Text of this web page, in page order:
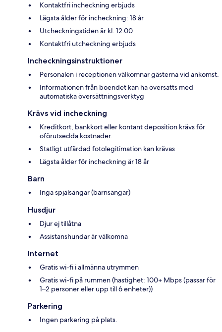
Kontaktfri incheckning erbjuds
Lägsta ålder för incheckning: 18 år
Utcheckningstiden är kl. 12.00
Kontaktfri utcheckning erbjuds
Incheckningsinstruktioner
Personalen i receptionen välkomnar gästerna vid ankomst.
Informationen från boendet kan ha översatts med
automatiska översättningsverktyg
Krävs vid incheckning
Kreditkort, bankkort eller kontant deposition krävs för
oförutsedda kostnader.
Statligt utfärdad fotolegitimation kan krävas
Lägsta ålder för incheckning är 18 år
Barn
Inga spjälsängar (barnsängar)
Husdjur
Djur ej tillåtna
Assistanshundar är välkomna
Internet
Gratis wi-fi i allmänna utrymmen
Gratis wi-fi på rummen (hastighet: 100+ Mbps (passar för
1–2 personer eller upp till 6 enheter))
Parkering
Ingen parkering på plats.